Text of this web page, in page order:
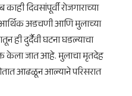
दिवसांपूर्वी रोजगाराच्या
अडचणी आणि मुलाच्या
ही दुर्दैवी घटना घडल्याचा
केला जात आहे. मुलाचा मृतदेह
आढळून आल्याने परिसरात